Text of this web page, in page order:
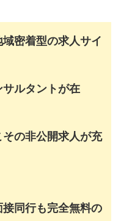
密着型の求人サイ
ルタントが在
の非公開求人が充
同行も完全無料の